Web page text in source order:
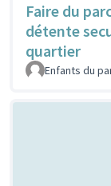
Faire du
détente
quartier
Enfants du